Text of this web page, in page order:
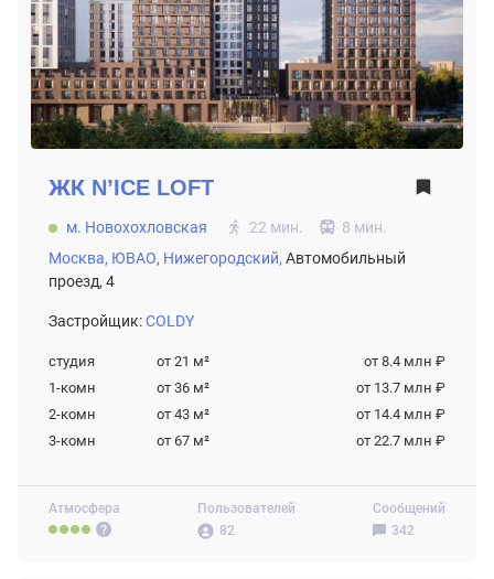
Атмосфера
Пользователей
82
Сообщений
342
ЖК N’ICE LOFT
м. Новохохловская 22 мин.
8 мин.
Москва, ЮВАО, Нижегородский, Автомобильный
проезд, 4
Застройщик:COLDY
студия от 21 м²
от 8.4 млн ₽
1-комн
от 36 м²
от 13.7 млн ₽
2-комн
от 43 м²
от 14.4 млн ₽
3-комн
от 67 м² от 22.7 млн ₽